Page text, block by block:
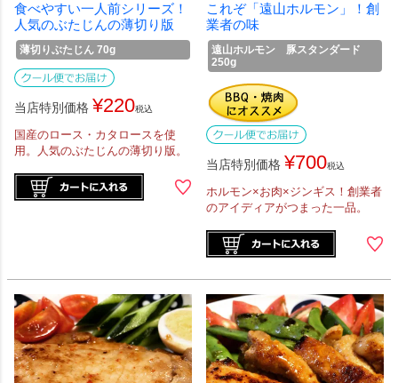
食べやすい一人前シリーズ！
人気のぶたじんの薄切り版
薄切りぶたじん 70g
当店特別価格 ¥220税込
国産のロース・カタロースを使
用。人気のぶたじんの薄切り版。
これぞ「遠山ホルモン」！創
業者の味
遠山ホルモン 豚スタンダード
250g
当店特別価格 ¥700税込
ホルモン×お肉×ジンギス！創業者
のアイディアがつまった一品。